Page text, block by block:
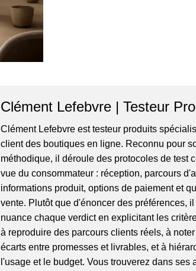
Clément Lefebvre | Testeur
Clément Lefebvre est testeur produits
client des boutiques en ligne. Reconnu pour
méthodique, il déroule des protocoles de test
vue du consommateur : réception, parcours
informations produit, options de paiement et
vente. Plutôt que d'énoncer des préférences,
nuance chaque verdict en explicitant les
à reproduire des parcours clients réels, à
écarts entre promesses et livrables, et à
l'usage et le budget. Vous trouverez dans ses